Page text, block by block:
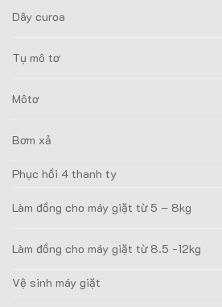
Dây curoa
Tụ mô tơ
Môtơ
Bơm xả
Phục hồi 4 thanh ty
Làm đồng cho máy giặt từ 5 – 8kg
Làm đồng cho máy giặt từ 8.5 -12kg
Vệ sinh máy giặt